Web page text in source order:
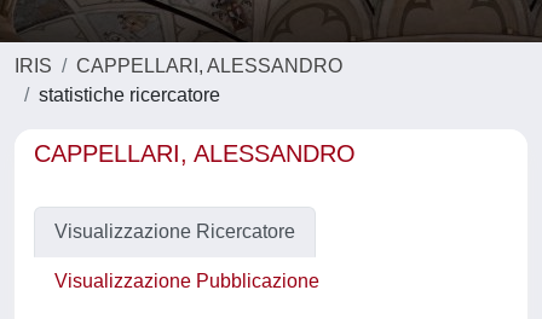
IRIS
CAPPELLARI, ALESSANDRO
statistiche ricercatore
CAPPELLARI, ALESSANDRO
Visualizzazione Ricercatore
Visualizzazione Pubblicazione